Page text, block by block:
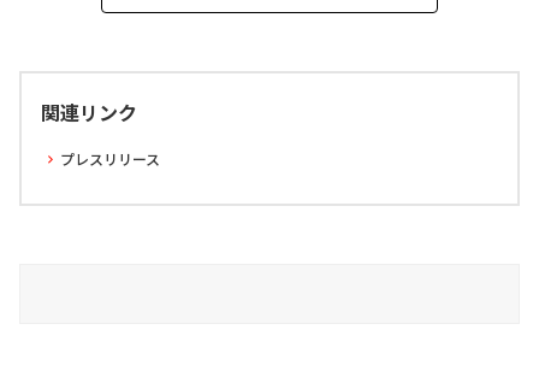
関連リンク
プレスリリース